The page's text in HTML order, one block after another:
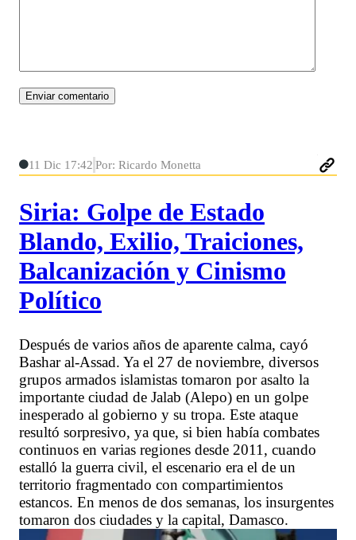
11 Dic 17:42 Por: Ricardo Monetta
Siria: Golpe de Estado
Blando, Exilio, Traiciones,
Balcanización y Cinismo
Político
Después de varios años de aparente calma, cayó
Bashar al-Assad. Ya el 27 de noviembre, diversos
grupos armados islamistas tomaron por asalto la
importante ciudad de Jalab (Alepo) en un golpe
inesperado al gobierno y su tropa. Este ataque
resultó sorpresivo, ya que, si bien había combates
continuos en varias regiones desde 2011, cuando
estalló la guerra civil, el escenario era el de un
territorio fragmentado con compartimientos
estancos. En menos de dos semanas, los insurgentes
tomaron dos ciudades y la capital, Damasco.